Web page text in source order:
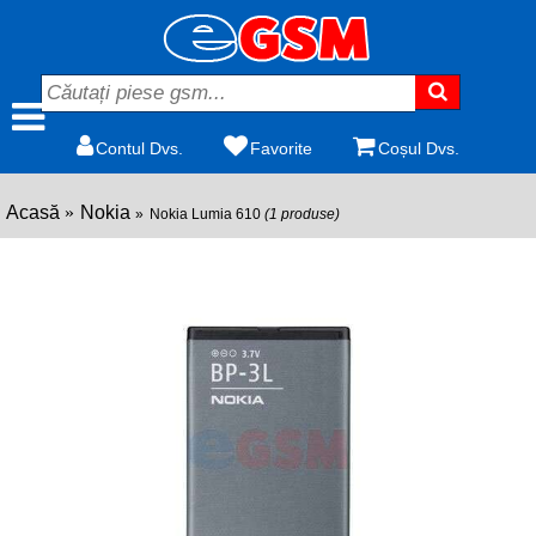
Contul Dvs. Favorite Coșul Dvs.
Acasă Nokia Nokia Lumia 610 (1 produse)